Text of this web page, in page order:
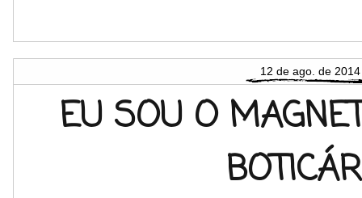
12 de ago. de 2014
EU SOU O